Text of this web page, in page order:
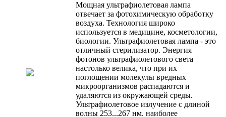
Мощная ультрафиолетовая лампа
отвечает за фотохимическую обработку
воздуха. Технология широко
используется в медицине, косметологии,
биологии. Ультрафиолетовая лампа - это
отличный стерилизатор. Энергия
фотонов ультрафиолетового света
настолько велика, что при их
поглощении молекулы вредных
микроорганизмов распадаются и
удаляются из окружающей среды.
Ультрафиолетовое излучение с длиной
волны 253...267 нм. наиболее